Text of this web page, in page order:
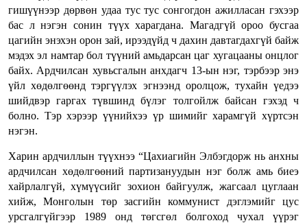
гишүүнээр дөрвөн удаа тус тус сонгогдон ажилласан гэхээр
бас л нэгэн сонин түүх харагдана. Магадгүй ороо бусгаа
цагийн энэхэн орон зай, ирээдүйд ч дахин давтагдахгүй байж
мэдэх эл намтар бол түүний амьдарсан цаг хугацааны онцлог
байх. Ардчилсан хувьсгалын анхдагч 13-ын нэг, тэрбээр энэ
үйл хөдөлгөөнд тэргүүлэх эгнээнд оролцож, тухайн үедээ
шийдвэр гаргах түвшинд бүлэг толгойлж байсан гэхэд ч
болно. Тэр хэрээр үүнийхээ үр шимийг харамгүй хүртсэн
нэгэн.
Харин ардчиллын түүхнээ “Цахиагийн Элбэгдорж нь анхны
ардчилсан хөдөлгөөний партизануудын нэг болж амь биеэ
хайрлалгүй, хүмүүсийг зохион байгуулж, жагсаал цуглаан
хийж, Монголын төр засгийн коммунист дэглэмийг цус
урсгалгүйгээр 1989 онд төгсгөл болгоход чухал үүрэг